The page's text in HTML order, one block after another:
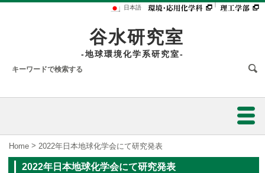
日本語
｜
谷水研究室
-地球環境化学系研究室-
ホーム
研究業績
Home > 2022年日本地球化学会にて研究発表
2022年日本地球化学会にて研究発表